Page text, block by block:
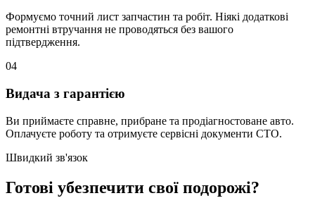
Формуємо точний лист запчастин та робіт. Ніякі додаткові
ремонтні втручання не проводяться без вашого
підтвердження.
04
Видача з гарантією
Ви приймаєте справне, прибране та продіагностоване авто.
Оплачуєте роботу та отримуєте сервісні документи СТО.
Швидкий зв'язок
Готові убезпечити свої подорожі?